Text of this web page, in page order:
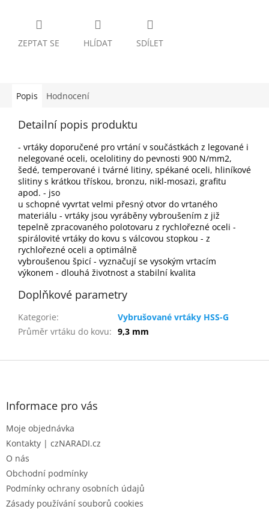
ZEPTAT SE HLÍDAT SDÍLET
Popis Hodnocení
Detailní popis produktu
- vrtáky doporučené pro vrtání v součástkách z legované i
nelegované oceli, ocelolitiny do pevnosti 900 N/mm2,
šedé, temperované i tvárné litiny, spékané oceli, hliníkové
slitiny s krátkou třískou, bronzu, nikl-mosazi, grafitu
apod. - jso
u schopné vyvrtat velmi přesný otvor do vrtaného
materiálu - vrtáky jsou vyráběny vybroušením z již
tepelně zpracovaného polotovaru z rychlořezné oceli -
spirálovité vrtáky do kovu s válcovou stopkou - z
rychlořezné oceli a optimálně
vybroušenou špicí - vyznačují se vysokým vrtacím
výkonem - dlouhá životnost a stabilní kvalita
Doplňkové parametry
Kategorie:
Vybrušované vrtáky HSS-G
Průměr vrtáku do kovu: 9,3 mm
Z
Informace pro vás
Moje objednávka
Kontakty | czNARADI.cz
O nás
Obchodní podmínky
Podmínky ochrany osobních údajů
Zásady používání souborů cookies